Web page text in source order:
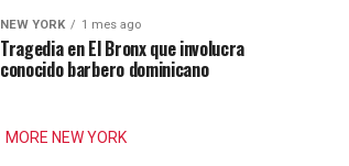
NEW YORK 1 mes ago
Tragedia en El Bronx que involucra
conocido barbero dominicano
MORE NEW YORK